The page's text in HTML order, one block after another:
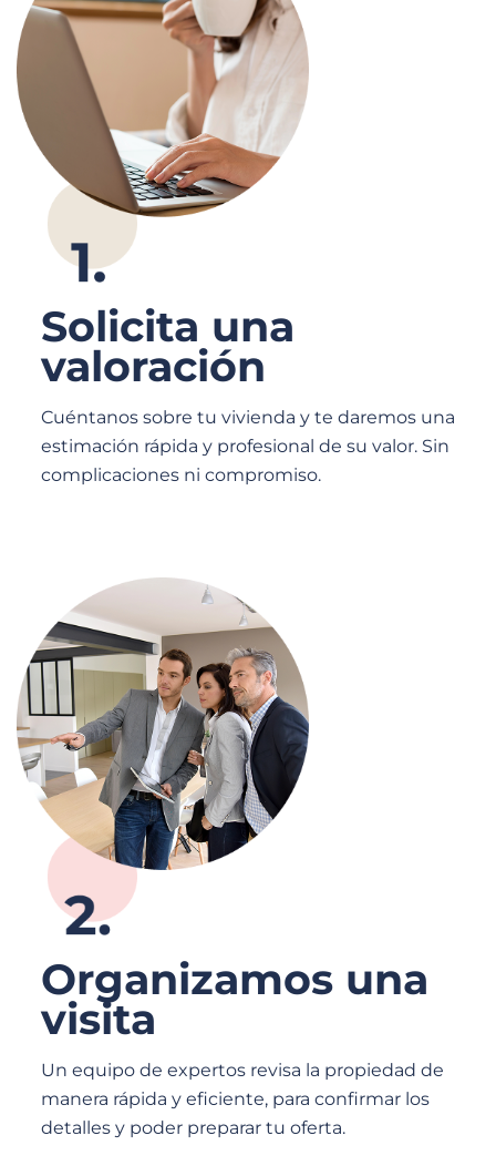
Solicita una
valoración
Cuéntanos sobre tu vivienda y te daremos una
estimación rápida y profesional de su valor. Sin
complicaciones ni compromiso.
Organizamos una
visita
Un equipo de expertos revisa la propiedad de
manera rápida y eficiente, para confirmar los
detalles y poder preparar tu oferta.